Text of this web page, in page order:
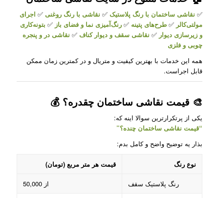
✅ نقاشی ساختمان با رنگ پلاستیک✅ نقاشی با رنگ روغنی✅ اجرای
مولتی‌کالر ✅ طرح‌های پتینه ✅ رنگ‌آمیزی نما و فضای باز ✅ بتونه‌کاری
و زیرسازی دیوار ✅ نقاشی سقف و دیوار کناف✅ نقاشی در و پنجره
چوبی و فلزی
همه این خدمات با بهترین کیفیت و متریال و در کمترین زمان ممکن
قابل اجراست.
🎨 قیمت نقاشی ساختمان چقدره؟ 💰
یکی از پرتکرارترین سوالا اینه که:
“قیمت نقاشی ساختمان چنده؟”
بذار یه توضیح واضح و کامل بدم:
نوع رنگ قیمت هر متر مربع (تومان)
رنگ پلاستیک سقف از 50,000